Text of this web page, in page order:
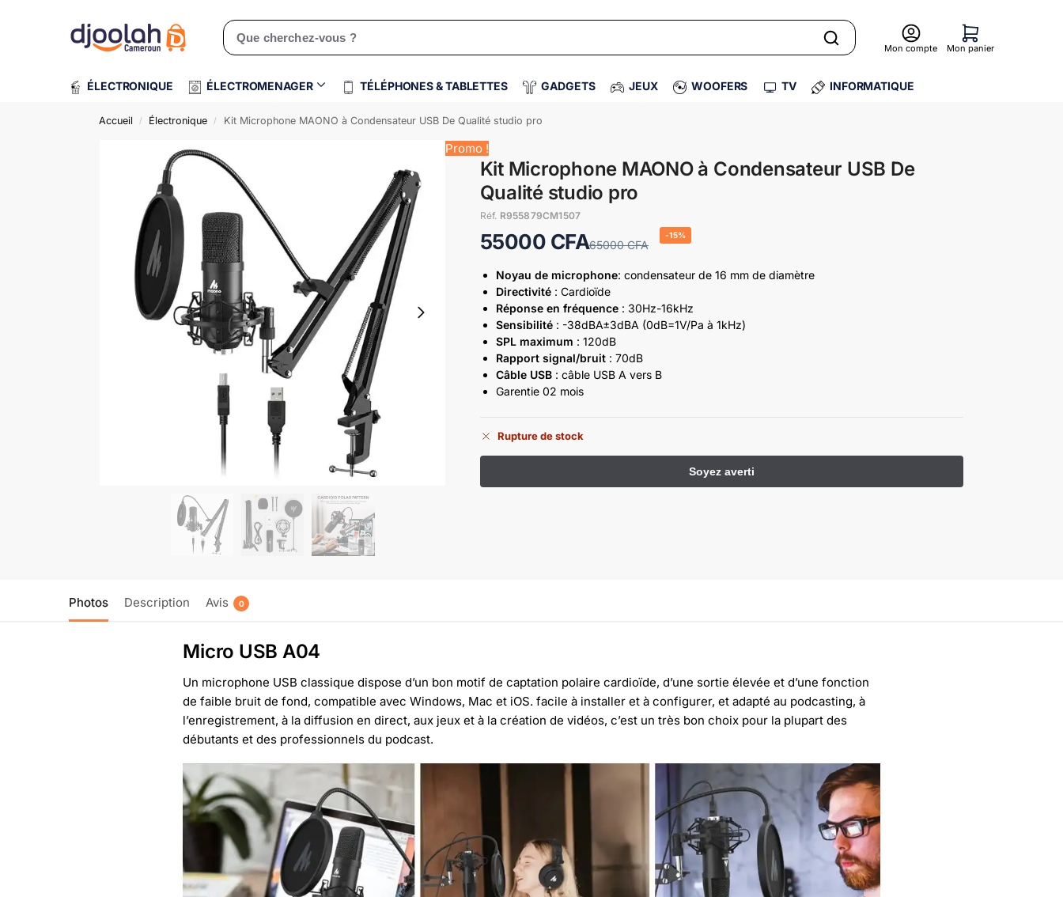
Rechercher un produit Mon compte Mon panier
ÉLECTRONIQUE ÉLECTROMENAGER TÉLÉPHONES & TABLETTES GADGETS JEUX WOOFERS TV INFORMATIQUE
Accueil / Électronique / Kit Microphone MAONO à Condensateur USB De Qualité studio pro
Promo !
Kit Microphone MAONO à Condensateur USB De
Qualité studio pro
Réf. R955879CM1507
65000CFA
55000 CFA -15%
Noyau de microphone: condensateur de 16 mm de diamètre
Directivité: Cardioïde
Réponse en fréquence: 30Hz-16kHz
Sensibilité: -38dBA±3dBA (0dB=1V/Pa à 1kHz)
SPL maximum : 120dB
Rapport signal/bruit: 70dB
Câble USB: câble USB A vers B
Garentie 02 mois
Rupture de stock
Photos Description Avis 0
Micro USB A04
Un microphone USB classique dispose d’un bon motif de captation polaire cardioïde, d’une sortie élevée et d’une fonction
de faible bruit de fond, compatible avec Windows, Mac et iOS. facile à installer et à configurer, et adapté au podcasting, à
l’enregistrement, à la diffusion en direct, aux jeux et à la création de vidéos, c’est un très bon choix pour la plupart des
débutants et des professionnels du podcast.